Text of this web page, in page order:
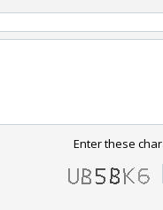
Enter these